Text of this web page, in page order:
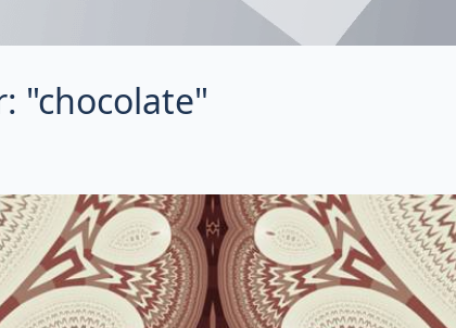
"chocolate"